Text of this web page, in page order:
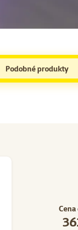
Podobné produkty
počet hodnocení: 22